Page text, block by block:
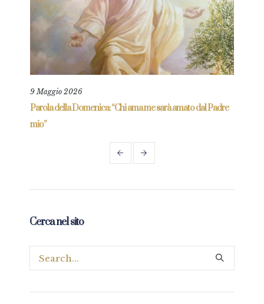
9 Maggio 2026
Parola della Domenica: “Chi ama me sarà amato dal Padre
mio”
Cerca nel sito